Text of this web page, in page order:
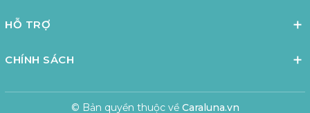
HỖ TRỢ
CHÍNH SÁCH
© Bản quyền thuộc về Caraluna.vn